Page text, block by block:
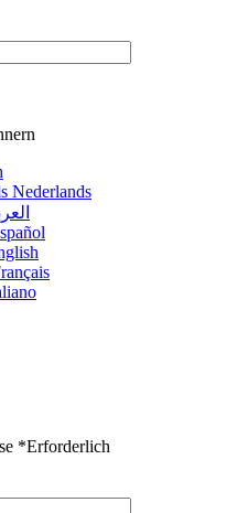
Nederlands
*Erforderlich